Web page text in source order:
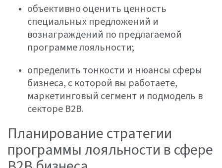
объективно оценить ценность
специальных предложений и
вознаграждений по предлагаемой
программе лояльности;
определить тонкости и нюансы сферы
бизнеса, с которой вы работаете,
маркетинговый сегмент и подмодель в
секторе B2B.
Планирование стратегии
программы лояльности в сфере